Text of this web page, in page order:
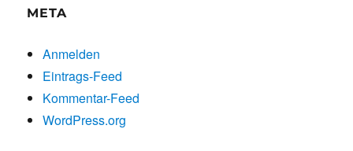
META
Anmelden
Eintrags-Feed
Kommentar-Feed
WordPress.org